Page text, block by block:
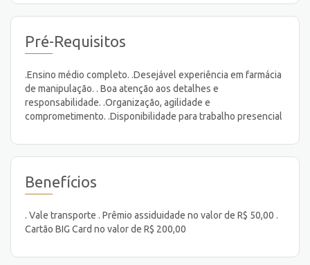
Pré-Requisitos
.Ensino médio completo. .Desejável experiência em farmácia
de manipulação. . Boa atenção aos detalhes e
responsabilidade. .Organização, agilidade e
comprometimento. .Disponibilidade para trabalho presencial
Benefícios
. Vale transporte . Prêmio assiduidade no valor de R$ 50,00 .
Cartão BIG Card no valor de R$ 200,00